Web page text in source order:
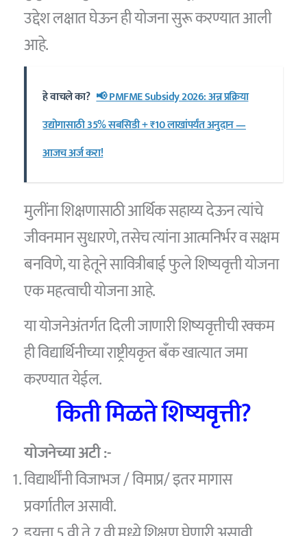
उद्देश लक्षात घेऊन ही योजना सुरू करण्यात आली
आहे.
हे वाचले का? 📢 PMFME Subsidy 2026: अन्न प्रक्रिया
उद्योगासाठी 35% सबसिडी + ₹10 लाखांपर्यंत अनुदान —
आजच अर्ज करा!
मुलींना शिक्षणासाठी आर्थिक सहाय्य देऊन त्यांचे
जीवनमान सुधारणे, तसेच त्यांना आत्मनिर्भर व सक्षम
बनविणे, या हेतूने सावित्रीबाई फुले शिष्यवृत्ती योजना
एक महत्वाची योजना आहे.
या योजनेअंतर्गत दिली जाणारी शिष्यवृत्तीची रक्कम
ही विद्यार्थिनीच्या राष्ट्रीयकृत बँक खात्यात जमा
करण्यात येईल.
किती मिळते शिष्यवृत्ती?
योजनेच्या अटी :-
विद्यार्थींनी विजाभज / विमाप्र/ इतर मागास
प्रवर्गातील असावी.